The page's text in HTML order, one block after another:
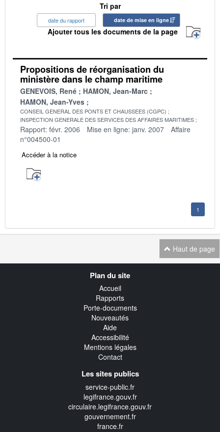
Tri par
date du rapport date de mise en ligne
Ajouter tous les documents de la page
Propositions de réorganisation du
ministère dans le champ maritime
GENEVOIS, René
HAMON, Jean-Marc
HAMON, Jean-Yves
CONSEIL GENERAL DES PONTS ET CHAUSSEES (CGPC)
INSPECTION GENERALE DES SERVICES DES AFFAIRES MARITIMES
Rapport: févr. 2006 Mise en ligne: janv. 2007
Affaire
n°004500-01
Accéder à la notice
1
Haut de page
Plan du site
Accueil
Rapports
Porte-documents
Nouveautés
Aide
Accessibilité
Mentions légales
Contact
Les sites publics
service-public.fr
legifrance.gouv.fr
circulaire.legifrance.gouv.fr
gouvernement.fr
france.fr